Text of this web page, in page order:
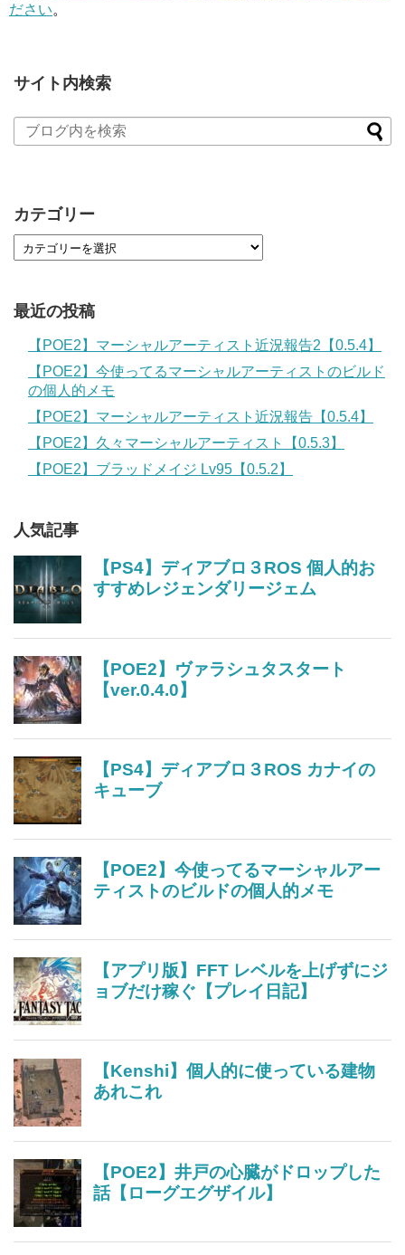
ださい。
サイト内検索
カテゴリー
最近の投稿
【POE2】マーシャルアーティスト近況報告2【0.5.4】
【POE2】今使ってるマーシャルアーティストのビルド
の個人的メモ
【POE2】マーシャルアーティスト近況報告【0.5.4】
【POE2】久々マーシャルアーティスト【0.5.3】
【POE2】ブラッドメイジ Lv95【0.5.2】
人気記事